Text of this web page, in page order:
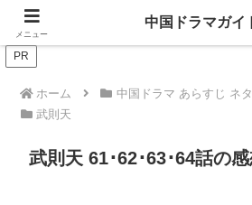
ドラマは歴史を知るともっと
PR
ホーム 中国ドラマ あらすじ ネ
武則天
武則天 61･62･63･64話の
メニュー
中国ドラマガイ